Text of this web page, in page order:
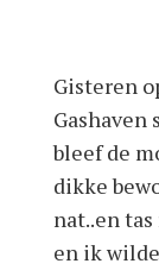
Gisteren
Gashaven
bleef de
dikke
nat..en
en ik